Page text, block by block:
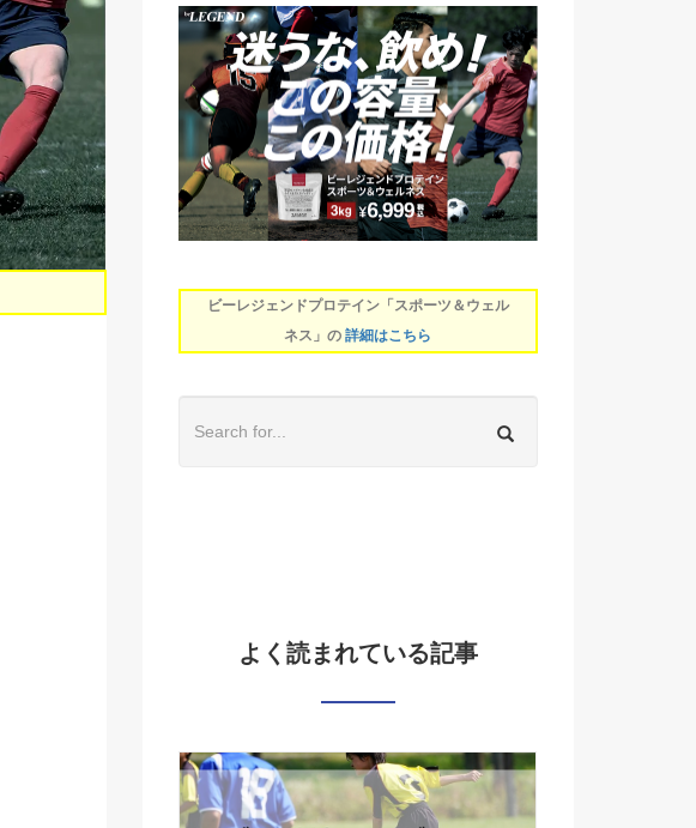
ビーレジェンドプロテイン「スポーツ＆ウェル
ネス」の詳細はこちら
よく読まれている記事